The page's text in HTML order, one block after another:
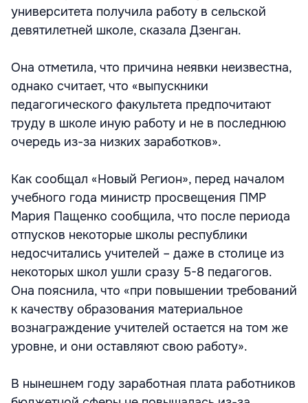
университета получила работу в сельской
девятилетней школе, сказала Дзенган.
Она отметила, что причина неявки неизвестна,
однако считает, что «выпускники
педагогического факультета предпочитают
труду в школе иную работу и не в последнюю
очередь из-за низких заработков».
Как сообщал «Новый Регион», перед началом
учебного года министр просвещения ПМР
Мария Пащенко сообщила, что после периода
отпусков некоторые школы республики
недосчитались учителей – даже в столице из
некоторых школ ушли сразу 5-8 педагогов.
Она пояснила, что «при повышении требований
к качеству образования материальное
вознаграждение учителей остается на том же
уровне, и они оставляют свою работу».
В нынешнем году заработная плата работников